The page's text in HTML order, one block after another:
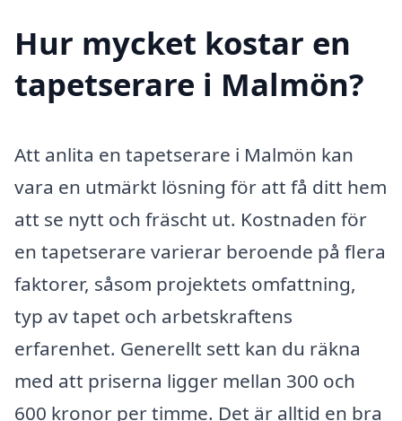
Hur mycket kostar en
tapetserare i Malmön?
Att anlita en tapetserare i Malmön kan
vara en utmärkt lösning för att få ditt hem
att se nytt och fräscht ut. Kostnaden för
en tapetserare varierar beroende på flera
faktorer, såsom projektets omfattning,
typ av tapet och arbetskraftens
erfarenhet. Generellt sett kan du räkna
med att priserna ligger mellan 300 och
600 kronor per timme. Det är alltid en bra